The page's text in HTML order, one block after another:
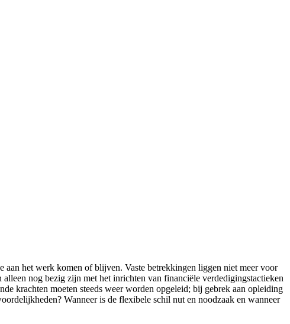
aan het werk komen of blijven. Vaste betrekkingen liggen niet meer voor
nog bezig zijn met het inrichten van financiële verdedigingstactieken
krachten moeten steeds weer worden opgeleid; bij gebrek aan opleiding
Wanneer is de flexibele schil nut en noodzaak en wanneer